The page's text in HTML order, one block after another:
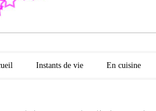
Instants de vie En cuisine